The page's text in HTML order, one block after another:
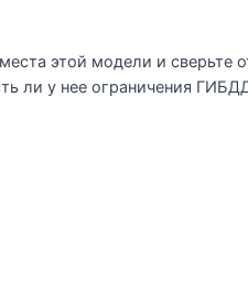
этой модели и сверьте
ли у нее ограничения